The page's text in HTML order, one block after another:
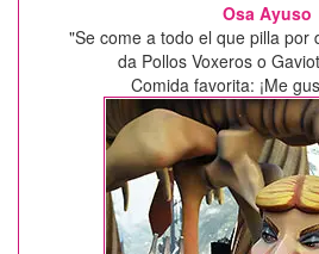
Osa Ayuso
"Se come a todo el que pilla por
da Pollos Voxeros o
Comida favorita: ¡Me